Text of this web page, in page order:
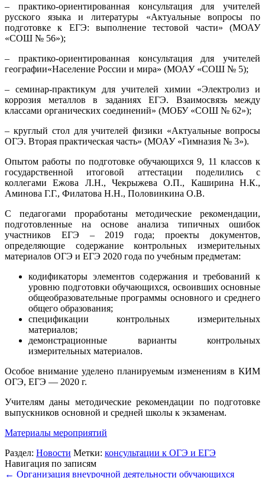
– практико-ориентированная консультация для учителей
русского языка и литературы «Актуальные вопросы по
подготовке к ЕГЭ: выполнение тестовой части» (МОАУ
«СОШ № 56»);
– практико-ориентированная консультация для учителей
географии«Население России и мира» (МОАУ «СОШ № 5);
– семинар-практикум для учителей химии «Электролиз и
коррозия металлов в заданиях ЕГЭ. Взаимосвязь между
классами органических соединений» (МОБУ «СОШ № 62»);
– круглый стол для учителей физики «Актуальные вопросы
ОГЭ. Вторая практическая часть» (МОАУ «Гимназия № 3»).
Опытом работы по подготовке обучающихся 9, 11 классов к
государственной итоговой аттестации поделились с
коллегами Ежова Л.Н., Чекрыжева О.П., Каширина Н.К.,
Аминова Г.Г., Филатова Н.Н., Половинкина О.В.
С педагогами проработаны методические рекомендации,
подготовленные на основе анализа типичных ошибок
участников ЕГЭ – 2019 года; проекты документов,
определяющие содержание контрольных измерительных
материалов ОГЭ и ЕГЭ 2020 года по учебным предметам:
кодификаторы элементов содержания и требований к
уровню подготовки обучающихся, освоивших основные
общеобразовательные программы основного и среднего
общего образования;
спецификации контрольных измерительных
материалов;
демонстрационные варианты контрольных
измерительных материалов.
Особое внимание уделено планируемым изменениям в КИМ
ОГЭ, ЕГЭ — 2020 г.
Учителям даны методические рекомендации по подготовке
выпускников основной и средней школы к экзаменам.
Материалы мероприятий
Раздел: Новости Метки: консультации к ОГЭ и ЕГЭ
Навигация по записям
← Организация внеурочной деятельности обучающихся